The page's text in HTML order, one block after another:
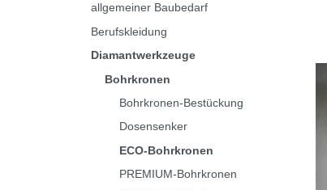
allgemeiner Baubedarf
Berufskleidung
Diamantwerkzeuge
Bohrkronen
Bohrkronen-Bestückung
Dosensenker
ECO-Bohrkronen
PREMIUM-Bohrkronen